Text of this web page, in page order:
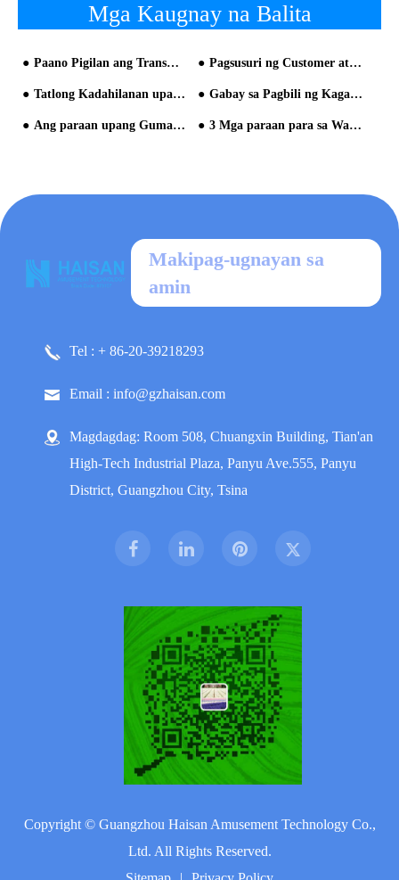
Mga Kaugnay na Balita
Paano Pigilan ang Transmission sa Sakit sa Water Park Pagsusuri ng Customer at Mga Isyu sa Seguridad para sa Water Park
Tatlong Kadahilanan upang Magdisenyo ng isang kahanga-hangang Water Park Gabay sa Pagbili ng Kagamitan sa Tubig Park
Ang paraan upang Gumawa ng Water Park 3 Mga paraan para sa Water Park Fun
Makipag-ugnayan sa
amin
Tel : + 86-20-39218293
Email : info@gzhaisan.com
Magdagdag: Room 508, Chuangxin Building, Tian'an
High-Tech Industrial Plaza, Panyu Ave.555, Panyu
District, Guangzhou City, Tsina
Copyright © Guangzhou Haisan Amusement Technology Co.,
Ltd. All Rights Reserved.